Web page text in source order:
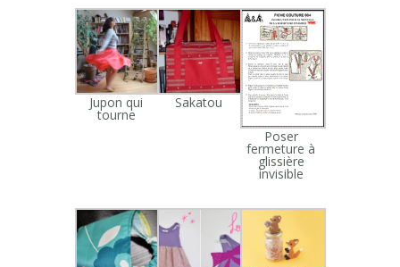
Jupon qui
tourne
Sakatou
Poser
fermeture à
glissière
invisible